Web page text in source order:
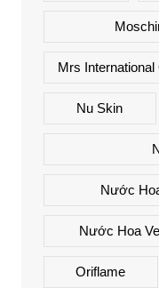
Mrs International
Nu Skin
Nước
Nước Hoa
Oriflame